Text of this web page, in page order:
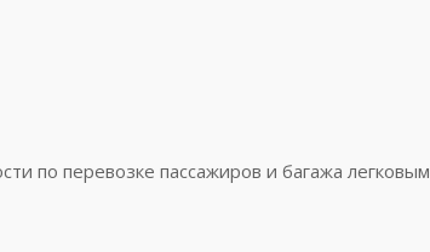
по перевозке пассажиров и багажа легковым